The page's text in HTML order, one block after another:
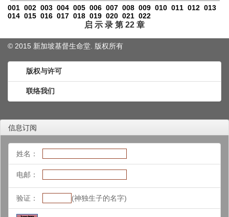
001 002 003 004 005 006 007 008 009 010 011 012 013
014 015 016 017 018 019 020 021 022
启 示 录 第 22 章
© 2015 新加坡基督生命堂. 版权所有
版权与许可
联络我们
信息订阅
姓名：
电邮：
验证： (神独生子的名字)